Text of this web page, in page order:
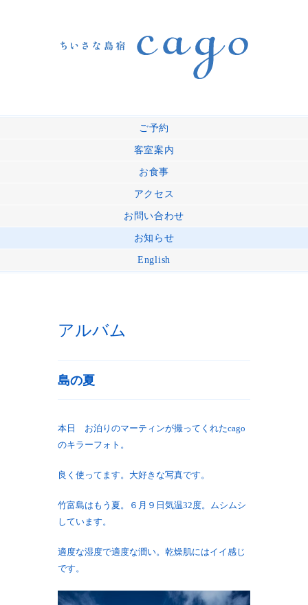
ご予約
客室案内
お食事
アクセス
お問い合わせ
お知らせ
English
アルバム
島の夏
本日 お泊りのマーティンが撮ってくれたcago
のキラーフォト。
良く使ってます。大好きな写真です。
竹富島はもう夏。６月９日気温32度。ムシムシ
しています。
適度な湿度で適度な潤い。乾燥肌にはイイ感じ
です。